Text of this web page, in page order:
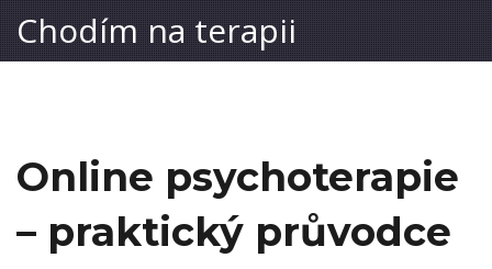
Chodím na terapii
Online psychoterapie
– praktický průvodce